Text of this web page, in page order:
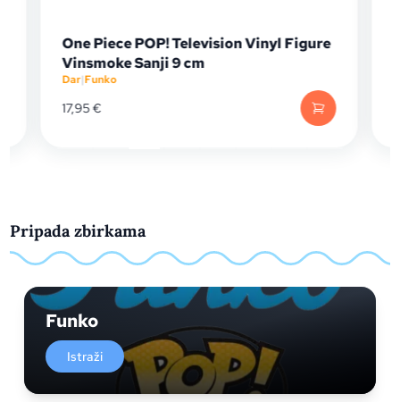
One Piece POP! Television Vinyl Figure
Vinsmoke Sanji 9 cm
Dar|Funko
17,95€
Pripada zbirkama
Funko
Istraži